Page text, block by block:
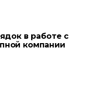
в работе с
компании